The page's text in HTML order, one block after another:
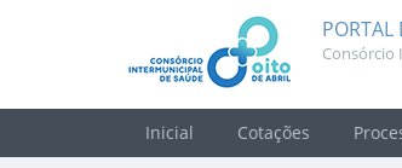
PORTAL
Consórcio
Inicial Cotações